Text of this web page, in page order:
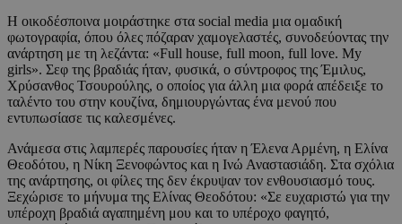
Η οικοδέσποινα μοιράστηκε στα social media μια ομαδική
φωτογραφία, όπου όλες πόζαραν χαμογελαστές, συνοδεύοντας την
ανάρτηση με τη λεζάντα: «Full house, full moon, full love. My
girls». Σεφ της βραδιάς ήταν, φυσικά, ο σύντροφος της Έμιλυς,
Χρύσανθος Τσουρούλης, ο οποίος για άλλη μια φορά απέδειξε το
ταλέντο του στην κουζίνα, δημιουργώντας ένα μενού που
εντυπωσίασε τις καλεσμένες.
Ανάμεσα στις λαμπερές παρουσίες ήταν η Έλενα Αρμένη, η Ελίνα
Θεοδότου, η Νίκη Ξενοφώντος και η Ινώ Αναστασιάδη. Στα σχόλια
της ανάρτησης, οι φίλες της δεν έκρυψαν τον ενθουσιασμό τους.
Ξεχώρισε το μήνυμα της Ελίνας Θεοδότου: «Σε ευχαριστώ για την
υπέροχη βραδιά αγαπημένη μου και το υπέροχο φαγητό,